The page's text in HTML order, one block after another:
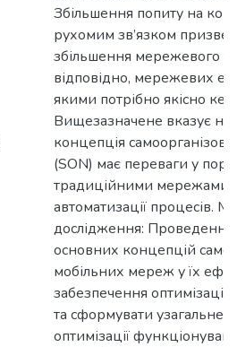
Збільшення попиту на
рухомим зв’язком
збільшення мережевого
відповідно, мережевих
якими потрібно якісно
Вищезазначене вказує на
концепція
(SON) має переваги у
традиційними мережами
автоматизації процесів.
дослідження: Проведення
основних концепцій
мобільних мереж у їх
забезпечення оптимізації
та сформувати
оптимізації